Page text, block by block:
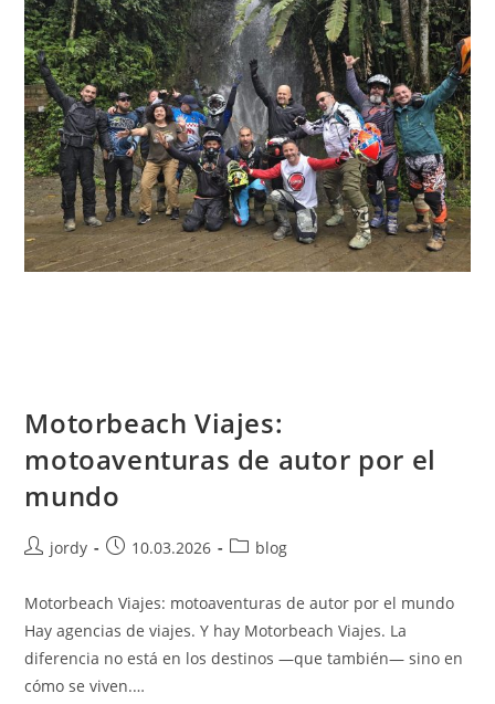
Motorbeach Viajes:
motoaventuras de autor por el
mundo
Autor
la
entrada:
jordy
Publicación
la
entrada:
10.03.2026
Categoría
entrada:
blog
Motorbeach Viajes: motoaventuras de autor por el mundo
Hay agencias de viajes. Y hay Motorbeach Viajes. La
diferencia no está en los destinos —que también— sino en
cómo se viven.…